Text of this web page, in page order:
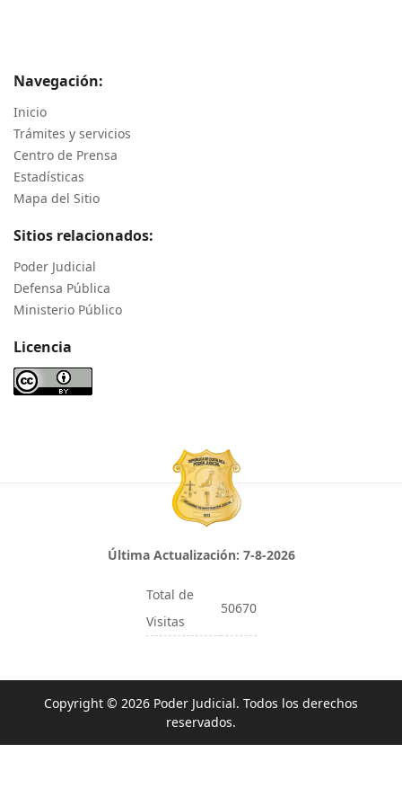
Navegación:
Inicio
Trámites y servicios
Centro de Prensa
Estadísticas
Mapa del Sitio
Sitios relacionados:
Poder Judicial
Defensa Pública
Ministerio Público
Licencia
Última Actualización: 7-8-2026
Total de
Visitas
50670
Copyright © 2026 Poder Judicial. Todos los derechos
reservados.